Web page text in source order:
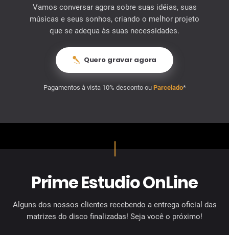
Vamos conversar agora sobre suas idéias, suas
músicas e seus sonhos, criando o melhor projeto
que se adequa às suas necessidades.
Quero gravar agora
Pagamentos à vista 10% desconto ou Parcelado*
Prime Estudio OnLine
Alguns dos nossos clientes recebendo a entrega oficial das
matrizes do disco finalizadas! Seja você o próximo!